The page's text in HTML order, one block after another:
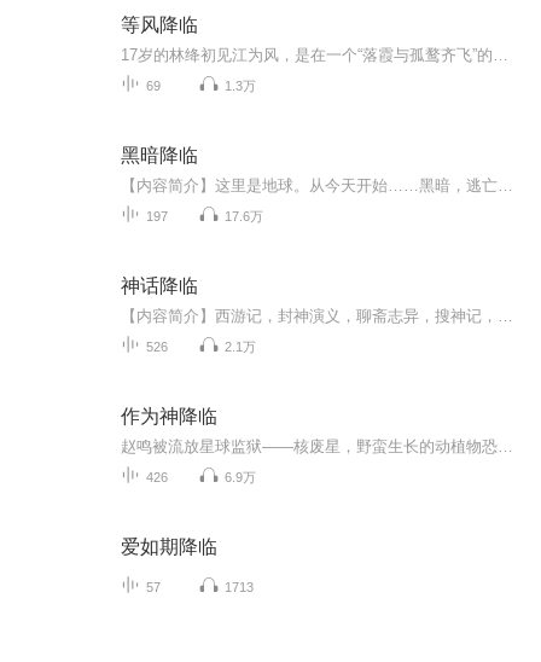
等风降临
69 1.3万
黑暗降临
197 17.6万
神话降临
526 2.1万
作为神降临
426 6.9万
爱如期降临
57 1713